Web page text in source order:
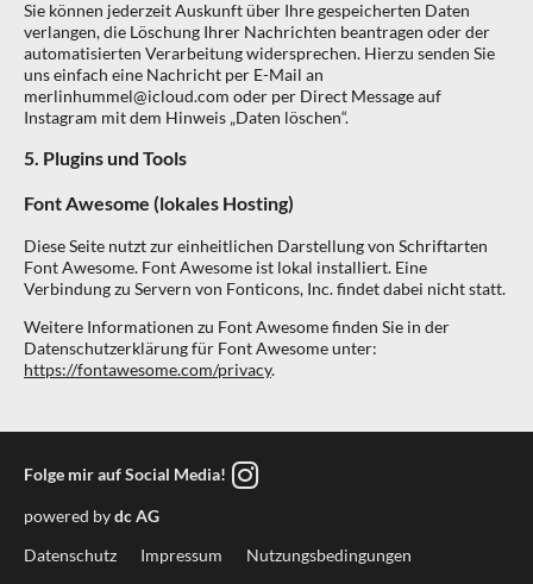
Sie können jederzeit Auskunft über Ihre gespeicherten Daten
verlangen, die Löschung Ihrer Nachrichten beantragen oder der
automatisierten Verarbeitung widersprechen. Hierzu senden Sie
uns einfach eine Nachricht per E-Mail an
merlinhummel@icloud.com oder per Direct Message auf
Instagram mit dem Hinweis „Daten löschen“.
5. Plugins und Tools
Font Awesome (lokales Hosting)
Diese Seite nutzt zur einheitlichen Darstellung von Schriftarten
Font Awesome. Font Awesome ist lokal installiert. Eine
Verbindung zu Servern von Fonticons, Inc. findet dabei nicht statt.
Weitere Informationen zu Font Awesome finden Sie in der
Datenschutzerklärung für Font Awesome unter:
https://fontawesome.com/privacy.
Folge mir auf Social Media!
powered bydc AG
Datenschutz Impressum Nutzungsbedingungen